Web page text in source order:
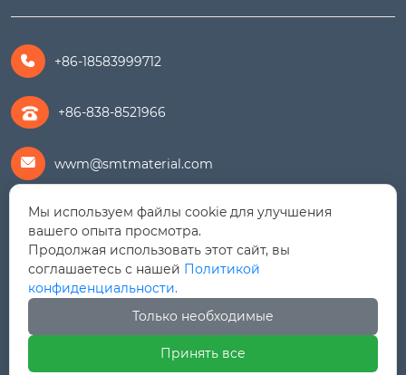
 +86-18583999712
+86-838-8521966
 wwm@smtmaterial.com
 279391575@qq.com
 +8615756469898

Дорога Линцзян № 9, Зона экономического
развития Шифан (Северный район), провинция
Мы используем файлы cookie для улучшения
вашего опыта просмотра.
Продолжая использовать этот сайт, вы
соглашаетесь с нашей Политикой
конфиденциальности.
Только необходимые
Принять все